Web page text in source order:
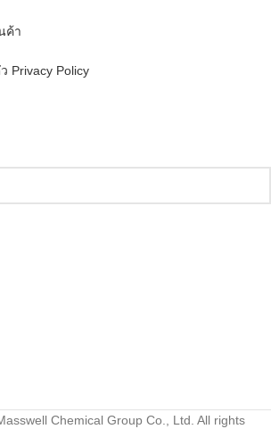
ค้า
Privacy Policy
Chemical Group Co., Ltd. All rights